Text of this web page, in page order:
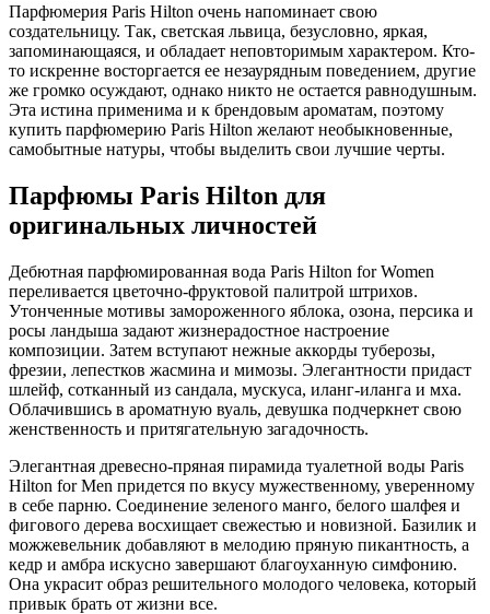
Парфюмерия Paris Hilton очень напоминает свою
создательницу. Так, светская львица, безусловно, яркая,
запоминающаяся, и обладает неповторимым характером. Кто-
то искренне восторгается ее незаурядным поведением, другие
же громко осуждают, однако никто не остается равнодушным.
Эта истина применима и к брендовым ароматам, поэтому
купить парфюмерию Paris Hilton желают необыкновенные,
самобытные натуры, чтобы выделить свои лучшие черты.
Парфюмы Paris Hilton для
оригинальных личностей
Дебютная парфюмированная вода Paris Hilton for Women
переливается цветочно-фруктовой палитрой штрихов.
Утонченные мотивы замороженного яблока, озона, персика и
росы ландыша задают жизнерадостное настроение
композиции. Затем вступают нежные аккорды туберозы,
фрезии, лепестков жасмина и мимозы. Элегантности придаст
шлейф, сотканный из сандала, мускуса, иланг-иланга и мха.
Облачившись в ароматную вуаль, девушка подчеркнет свою
женственность и притягательную загадочность.
Элегантная древесно-пряная пирамида туалетной воды Paris
Hilton for Men придется по вкусу мужественному, уверенному
в себе парню. Соединение зеленого манго, белого шалфея и
фигового дерева восхищает свежестью и новизной. Базилик и
можжевельник добавляют в мелодию пряную пикантность, а
кедр и амбра искусно завершают благоуханную симфонию.
Она украсит образ решительного молодого человека, который
привык брать от жизни все.